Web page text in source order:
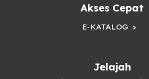
Akses Cepat
E-KATALOG
Jelajah